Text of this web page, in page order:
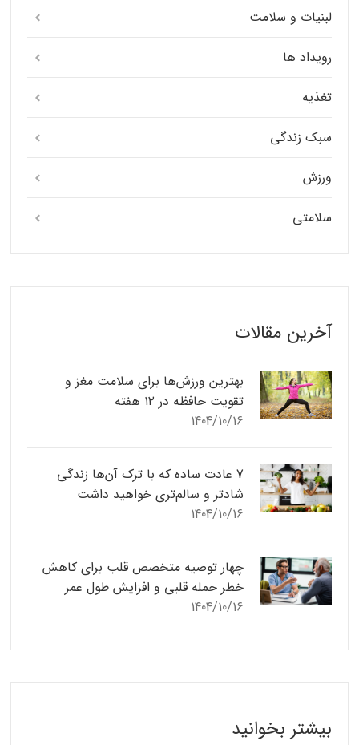
لبنیات و سلامت
رویداد ها
تغذیه
سبک زندگی
ورزش
سلامتی
آخرین مقالات
بهترین ورزش‌ها برای سلامت مغز و
تقویت حافظه در ۱۲ هفته
1404/10/16
7 عادت ساده که با ترک آن‌ها زندگی
شادتر و سالم‌تری خواهید داشت
1404/10/16
چهار توصیه متخصص قلب برای کاهش
خطر حمله قلبی و افزایش طول عمر
1404/10/16
بیشتر بخوانید